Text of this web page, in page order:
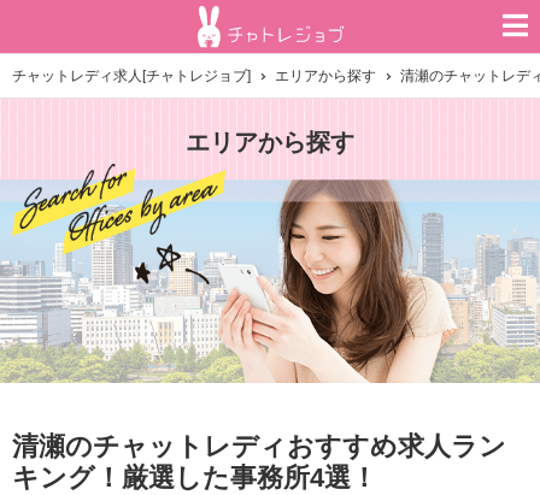
チャットレディ求人[チャトレジョブ] エリアから探す 清瀬のチャットレデ
エリアから探す
清瀬のチャットレディおすすめ求人ラン
キング！厳選した事務所4選！